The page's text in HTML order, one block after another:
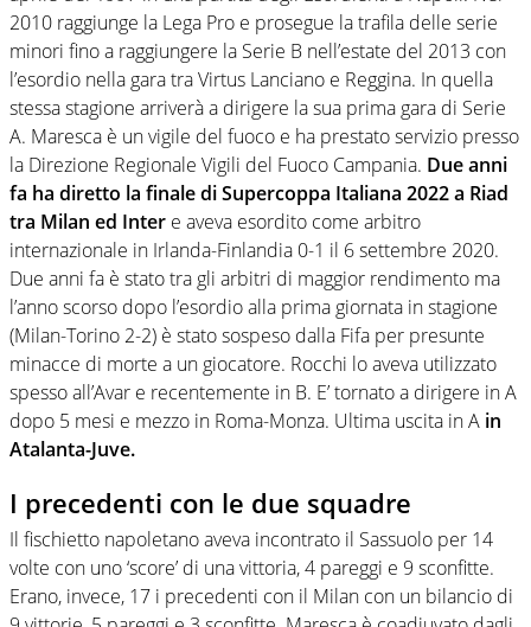
2010 raggiunge la Lega Pro e prosegue la trafila delle serie
minori fino a raggiungere la Serie B nell’estate del 2013 con
l’esordio nella gara tra Virtus Lanciano e Reggina. In quella
stessa stagione arriverà a dirigere la sua prima gara di Serie
A. Maresca è un vigile del fuoco e ha prestato servizio presso
la Direzione Regionale Vigili del Fuoco Campania. Due anni
fa ha diretto la finale di Supercoppa Italiana 2022 a Riad
tra Milan ed Inter e aveva esordito come arbitro
internazionale in Irlanda-Finlandia 0-1 il 6 settembre 2020.
Due anni fa è stato tra gli arbitri di maggior rendimento ma
l’anno scorso dopo l’esordio alla prima giornata in stagione
(Milan-Torino 2-2) è stato sospeso dalla Fifa per presunte
minacce di morte a un giocatore. Rocchi lo aveva utilizzato
spesso all’Avar e recentemente in B. E’ tornato a dirigere in A
dopo 5 mesi e mezzo in Roma-Monza. Ultima uscita in A in
Atalanta-Juve.
I precedenti con le due squadre
Il fischietto napoletano aveva incontrato il Sassuolo per 14
volte con uno ‘score’ di una vittoria, 4 pareggi e 9 sconfitte.
Erano, invece, 17 i precedenti con il Milan con un bilancio di